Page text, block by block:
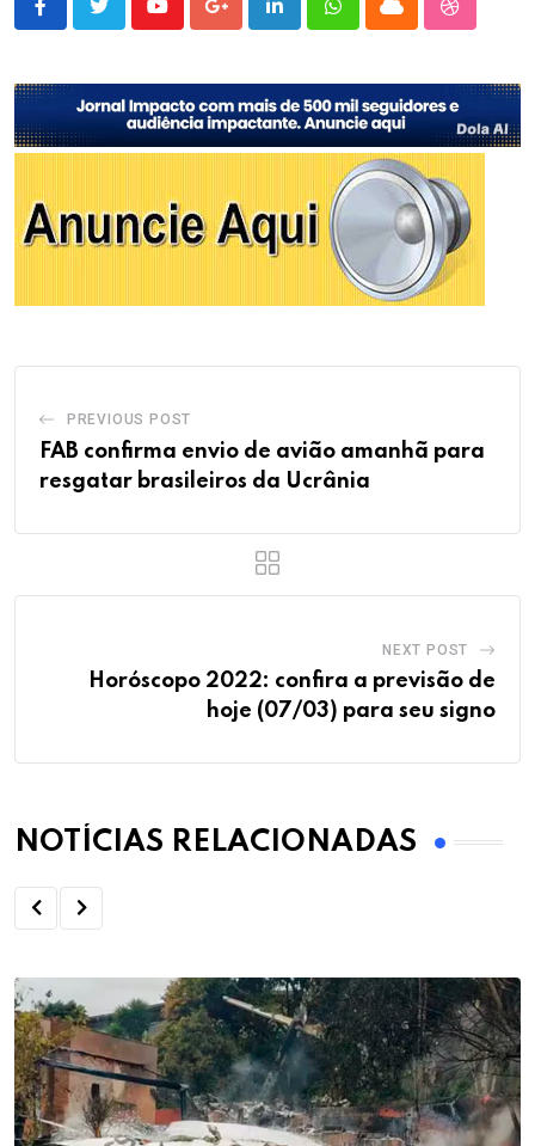
YoutubeGoogle+LinkedInWhatsappCloud
PREVIOUS POST
FAB confirma envio de avião amanhã para
resgatar brasileiros da Ucrânia
NEXT POST
Horóscopo 2022: confira a previsão de
hoje (07/03) para seu signo
NOTÍCIAS RELACIONADAS